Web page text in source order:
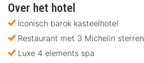
Over het hotel
Iconisch barok kasteelhotel
Restaurant met 3 Michelin sterren
Luxe 4 elements spa